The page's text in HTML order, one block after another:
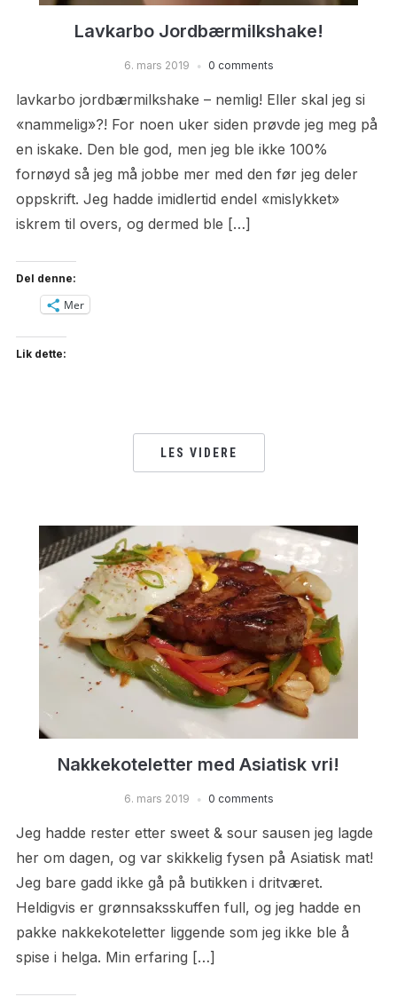
Lavkarbo Jordbærmilkshake!
6. mars 2019 0 comments
lavkarbo jordbærmilkshake – nemlig! Eller skal jeg si
«nammelig»?! For noen uker siden prøvde jeg meg på
en iskake. Den ble god, men jeg ble ikke 100%
fornøyd så jeg må jobbe mer med den før jeg deler
oppskrift. Jeg hadde imidlertid endel «mislykket»
iskrem til overs, og dermed ble […]
Del denne:
Mer
Lik dette:
LES VIDERE
Nakkekoteletter med Asiatisk vri!
6. mars 2019 0 comments
Jeg hadde rester etter sweet & sour sausen jeg lagde
her om dagen, og var skikkelig fysen på Asiatisk mat!
Jeg bare gadd ikke gå på butikken i dritværet.
Heldigvis er grønnsaksskuffen full, og jeg hadde en
pakke nakkekoteletter liggende som jeg ikke ble å
spise i helga. Min erfaring […]